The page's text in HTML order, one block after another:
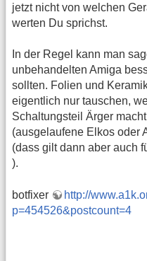
jetzt nicht von welchen
werten Du sprichst.
In der Regel kann man
unbehandelten Amiga
sollten. Folien und
eigentlich nur tauschen,
Schaltungsteil Ärger
(ausgelaufene Elkos oder
(dass gilt dann aber auch
).
botfixer
http://
p=454526&postcount=4